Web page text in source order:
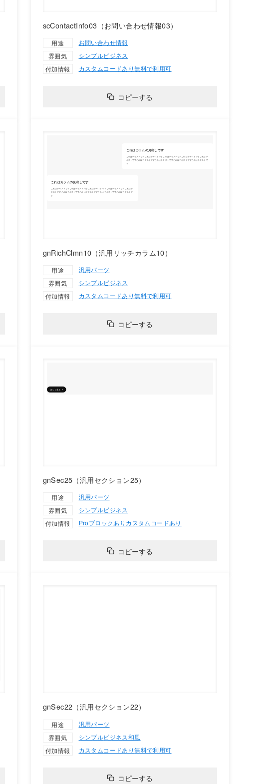
scContactInfo03（お問い合わせ情報03）
用途
お問い合わせ情報
雰囲気
シンプルビジネス
付加情報
カスタムコードあり無料で利用可
コピーする
gnRichClmn10（汎用リッチカラム10）
用途
汎用パーツ
雰囲気
シンプルビジネス
付加情報
カスタムコードあり無料で利用可
コピーする
gnSec25（汎用セクション25）
用途
汎用パーツ
雰囲気
シンプルビジネス
付加情報
Proブロックあり カスタムコードあり
コピーする
gnSec22（汎用セクション22）
用途
汎用パーツ
雰囲気
シンプルビジネス和風
付加情報
カスタムコードあり無料で利用可
コピーする